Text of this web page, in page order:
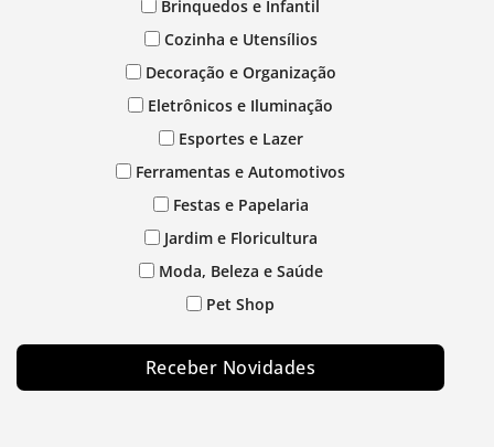
Brinquedos e Infantil
Cozinha e Utensílios
Decoração e Organização
Eletrônicos e Iluminação
Esportes e Lazer
Ferramentas e Automotivos
Festas e Papelaria
Jardim e Floricultura
Moda, Beleza e Saúde
Pet Shop
Receber Novidades